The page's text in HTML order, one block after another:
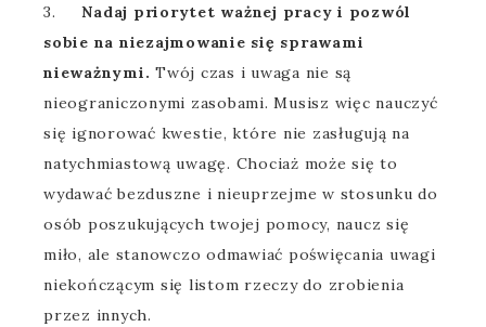
3.Nadaj priorytet ważnej pracy i pozwól
sobie na niezajmowanie się sprawami
nieważnymi. Twój czas i uwaga nie są
nieograniczonymi zasobami. Musisz więc nauczyć
się ignorować kwestie, które nie zasługują na
natychmiastową uwagę. Chociaż może się to
wydawać bezduszne i nieuprzejme w stosunku do
osób poszukujących twojej pomocy, naucz się
miło, ale stanowczo odmawiać poświęcania uwagi
niekończącym się listom rzeczy do zrobienia
przez innych.